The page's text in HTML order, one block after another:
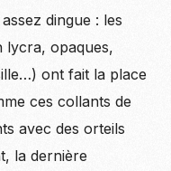
dingue : les
lycra, opaques,
ont fait la place
ces collants de
avec des orteils
la dernière